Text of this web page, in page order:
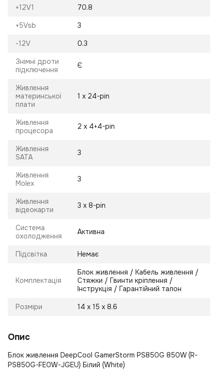
+12V1 70.8
+5Vsb 3
-12V 0.3
Знімні дроти
підключення
Є
Живлення
материнської
плати
1 х 24-pin
Живлення
процесора
2 х 4+4-pin
Живлення
SATA
3
Живлення
Molex
3
Живлення
відеокарти
3 х 8-pin
Система
охолодження
Активна
Підсвітка Немає
Комплектація
Блок живлення / Кабель живлення /
Стяжки / Гвинти кріплення /
Інструкція / Гарантійний талон
Розміри 14 х 15 х 8.6
Опис
Блок живлення DeepCool GamerStorm PS850G 850W (R-
PS850G-FE0W-JGEU) Білий (White)